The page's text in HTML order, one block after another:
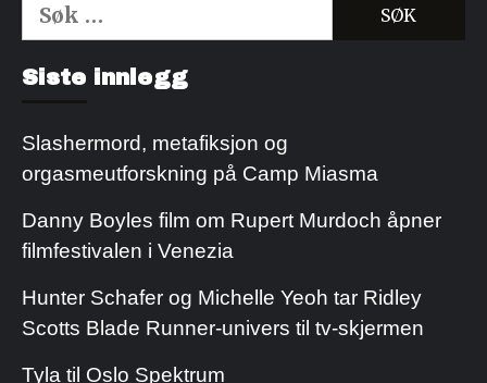
Søk
etter:
Siste innlegg
Slashermord, metafiksjon og
orgasmeutforskning på Camp Miasma
Danny Boyles film om Rupert Murdoch åpner
filmfestivalen i Venezia
Hunter Schafer og Michelle Yeoh tar Ridley
Scotts Blade Runner-univers til tv-skjermen
Tyla til Oslo Spektrum